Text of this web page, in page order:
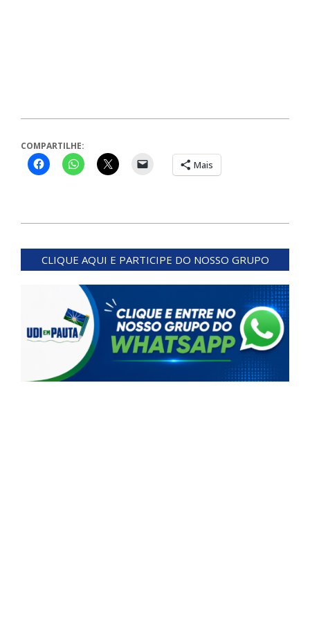
COMPARTILHE:
Mais
02-
CLIQUE AQUI E PARTICIPE DO NOSSO GRUPO